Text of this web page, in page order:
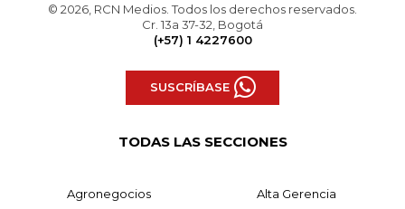
© 2026, RCN Medios. Todos los derechos reservados.
Cr. 13a 37-32, Bogotá
(+57) 1 4227600
SUSCRÍBASE
TODAS LAS SECCIONES
Agronegocios Alta Gerencia